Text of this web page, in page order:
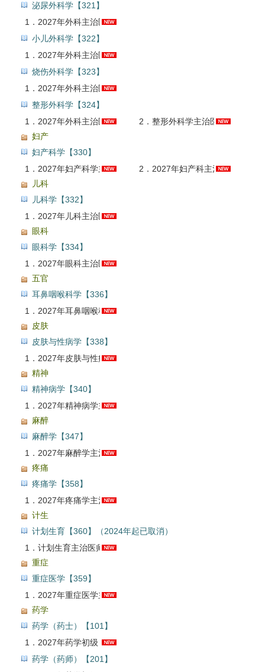
泌尿外科学【321】
1． 2027年外科主治医师（泌尿外科学）考试题库【真题精选＋章节题库＋模拟试题＋冲刺试卷】AI讲解
小儿外科学【322】
1． 2027年外科主治医师（小儿外科学）考试题库【真题精选＋章节题库＋模拟试题＋冲刺试卷】AI讲解
烧伤外科学【323】
1． 2027年外科主治医师（烧伤外科学）考试题库【真题精选＋章节题库】AI讲解
整形外科学【324】
1． 2027年外科主治医师（整形外科学）考试题库【真题精选＋章节题库】AI讲解 2． 整形外科学主治医师真题精讲班
妇产
妇产科学【330】
1． 2027年妇产科学主治医师考点精讲班 2． 2027年妇产科主治医师考试题库【历年真题＋章节题库＋模拟试题＋冲刺试卷】AI讲解
儿科
儿科学【332】
1． 2027年儿科主治医师考试题库【历年真题＋章节题库＋模拟试题】AI讲解
眼科
眼科学【334】
1． 2027年眼科主治医师考试题库【真题精选＋章节题库＋模拟试题＋冲刺试卷】AI讲解
五官
耳鼻咽喉科学【336】
1． 2027年耳鼻咽喉科主治医师考试题库【章节题库＋模拟试题】AI讲解
皮肤
皮肤与性病学【338】
1． 2027年皮肤与性病学主治医师考试题库【真题精选＋章节题库＋模拟试题＋冲刺试卷】AI讲解
精神
精神病学【340】
1． 2027年精神病学主治医师考试题库【真题精选＋章节题库＋模拟试题】AI讲解
麻醉
麻醉学【347】
1． 2027年麻醉学主治医师考试题库【真题精选＋章节题库＋模拟试题】AI讲解
疼痛
疼痛学【358】
1． 2027年疼痛学主治医师考试题库【章节题库＋模拟试题】AI讲解
计生
计划生育【360】（2024年起已取消）
1． 计划生育主治医师考试题库【章节题库＋模拟试题】【24年起已取消】AI讲解
重症
重症医学【359】
1． 2027年重症医学主治医师考试题库【真题精选＋章节题库＋模拟试题＋冲刺试卷】AI讲解
药学
药学（药士）【101】
1． 2027年药学初级（士）考试题库【真题精选（含真题精讲）＋章节题库＋模拟试题】AI讲解
药学（药师）【201】